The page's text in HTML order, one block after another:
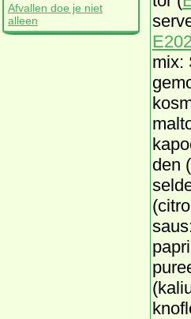
Afvallen doe je niet
alleen
E202
mix:
den